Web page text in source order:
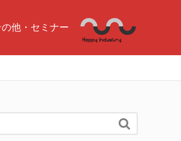
の他・セミナー
